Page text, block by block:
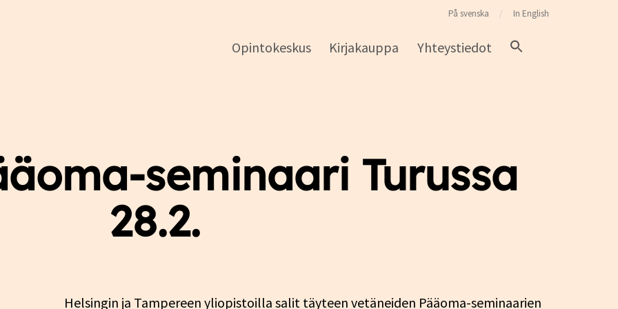
Opintokeskus Kirjakauppa Yhteystiedot
På svenska In English
seminaari Turussa
28.2.
Helsingin ja Tampereen yliopistoilla salit täyteen vetäneiden Pääoma-seminaarien